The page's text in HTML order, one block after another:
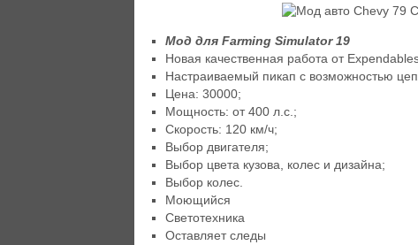
Мод для Farming Simulator 19
Новая качественная работа от
Настраиваемый пикап с возможностью
Цена: 30000;
Мощность: от 400 л.с.;
Скорость: 120 км/ч;
Выбор двигателя;
Выбор цвета кузова, колес и дизайна;
Выбор колес.
Моющийся
Светотехника
Оставляет следы